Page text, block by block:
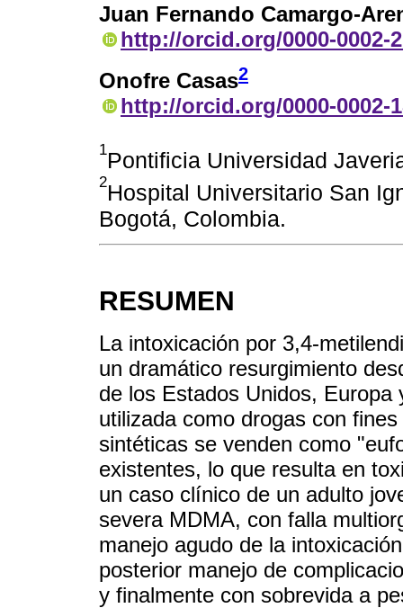
Juan Fernando Camargo-
http://orcid.org/0000-0002-
Onofre Casas2
http://orcid.org/0000-0002-
1Pontificia Universidad
2Hospital Universitario San
Bogotá, Colombia.
RESUMEN
La intoxicación por 3,4-
un dramático resurgimiento
de los Estados Unidos,
utilizada como drogas con
sintéticas se venden como
existentes, lo que resulta en
un caso clínico de un adulto
severa MDMA, con falla
manejo agudo de la
posterior manejo de
y finalmente con sobrevida a